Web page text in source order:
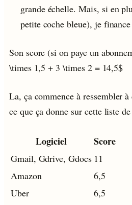
grande échelle. Mais, si en
petite coche bleue), je
Son score (si on paye un
\times 1,5 + 3 \times 2 = 14,5$
La, ça commence à ressembler
ce que ça donne sur cette liste
Logiciel Score
Gmail, Gdrive, Gdocs 11
Amazon
6,5
Uber
6,5